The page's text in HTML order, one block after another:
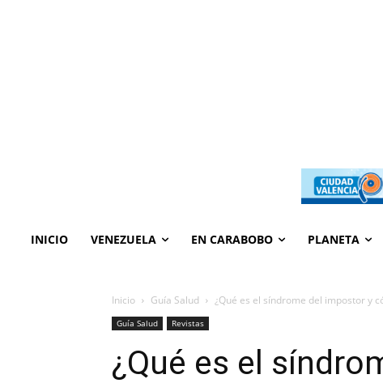
INICIO VENEZUELA EN CARABOBO PLANETA
Inicio Guía Salud ¿Qué es el síndrome del impostor y
Guía Salud Revistas
¿Qué es el